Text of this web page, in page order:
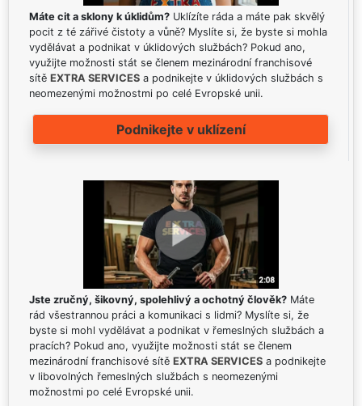
Máte cit a sklony k úklidům? Uklízíte ráda a máte pak skvělý
pocit z té zářivé čistoty a vůně? Myslíte si, že byste si mohla
vydělávat a podnikat v úklidových službách? Pokud ano,
využijte možnosti stát se členem mezinárodní franchisové
sítě EXTRA SERVICES a podnikejte v úklidových službách s
neomezenými možnostmi po celé Evropské unii.
Podnikejte v uklízení
Jste zručný, šikovný, spolehlivý a ochotný člověk? Máte
rád všestrannou práci a komunikaci s lidmi? Myslíte si, že
byste si mohl vydělávat a podnikat v řemeslných službách a
pracích? Pokud ano, využijte možnosti stát se členem
mezinárodní franchisové sítě EXTRA SERVICES a podnikejte
v libovolných řemeslných službách s neomezenými
možnostmi po celé Evropské unii.